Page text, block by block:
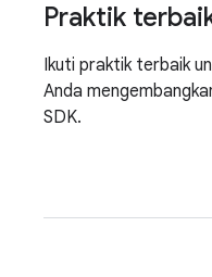
Praktik
Ikuti praktik terbaik
Anda
SDK.